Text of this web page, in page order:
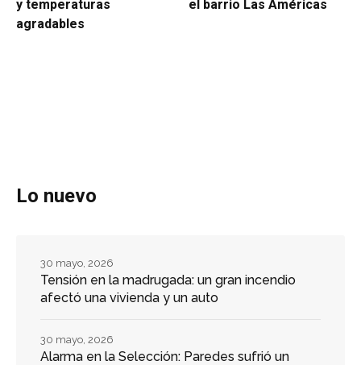
y temperaturas
agradables
el barrio Las Américas
Lo nuevo
Tensión en la madrugada: un gran incendio
afectó una vivienda y un auto
30 mayo, 2026
Alarma en la Selección: Paredes sufrió un
30 mayo, 2026